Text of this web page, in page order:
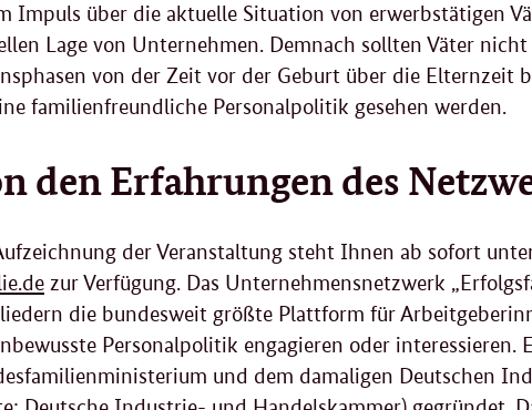
Impuls über die aktuelle Situation von erwerbstätigen
Lage von Unternehmen. Demnach sollten Väter
von der Zeit vor der Geburt über die Elternzeit
familienfreundliche Personalpolitik gesehen werden.
den Erfahrungen des
der Veranstaltung steht Ihnen ab sofort
zur Verfügung. Das Unternehmensnetzwerk
die bundesweit größte Plattform für
Personalpolitik engagieren oder interessieren.
und dem damaligen Deutschen